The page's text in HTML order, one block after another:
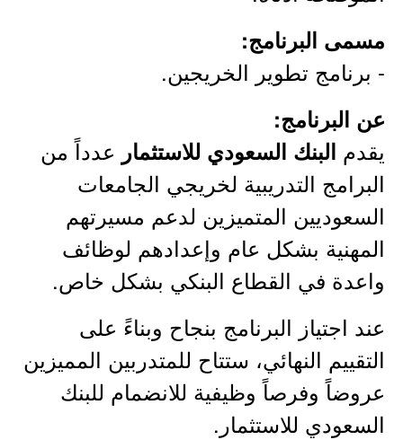
مسمى البرنامج:
- برنامج تطوير الخريجين.
عن البرنامج:
يقدم البنك السعودي للاستثمار عدداً من
البرامج التدريبية لخريجي الجامعات
السعوديين المتميزين لدعم مسيرتهم
المهنية بشكل عام وإعدادهم لوظائف
واعدة في القطاع البنكي بشكل خاص.
عند اجتياز البرنامج بنجاح وبناءً على
التقييم النهائي، ستتاح للمتدربين المميزين
عروضاً وفرصاً وظيفية للانضمام للبنك
السعودي للاستثمار.